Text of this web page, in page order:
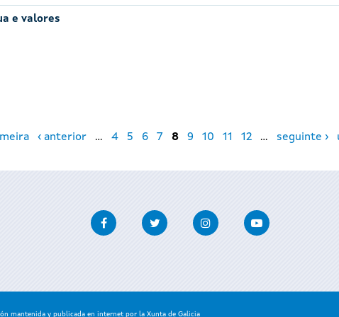
e valores
‹ anterior … 4 5 6 7 8 9 10 11 12 … seguinte ›
FacebookTwitter InstagramYoutube
mantenida y publicada en internet por la Xunta de Galicia